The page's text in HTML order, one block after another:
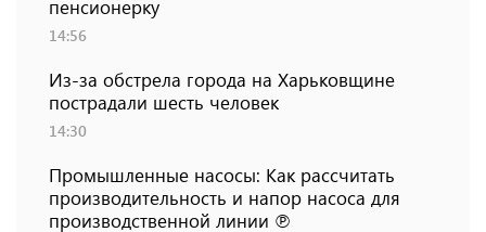
пенсионерку
14:56
Из-за обстрела города на Харьковщине
пострадали шесть человек
14:30
Промышленные насосы: Как рассчитать
производительность и напор насоса для
производственной линии ℗